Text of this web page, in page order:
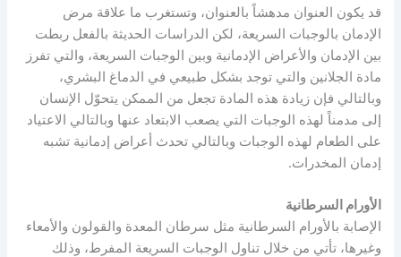
قد يكون العنوان مدهشاً بالعنوان، وتستغرب ما علاقة مرض
الإدمان بالوجبات السريعة، لكن الدراسات الحديثة بالفعل ربطت
بين الإدمان والأعراض الإدمانية وبين الوجبات السريعة، والتي تفرز
مادة الجلانين والتي توجد بشكل طبيعي في الدماغ البشري،
وبالتالي فإن زيادة هذه المادة تجعل من الممكن يتحوّل الإنسان
إلى مدمناً لهذه الوجبات التي يصعب الابتعاد عنها وبالتالي الاعتياد
على الطعام لهذه الوجبات وبالتالي تحدث أعراض إدمانية تشبه
إدمان المخدرات.
الأورام السرطانية
الإصابة بالأورام السرطانية مثل سرطان المعدة والقولون والأمعاء
وغيرها، تأتي من خلال تناول الوجبات السريعة المفرط، وذلك